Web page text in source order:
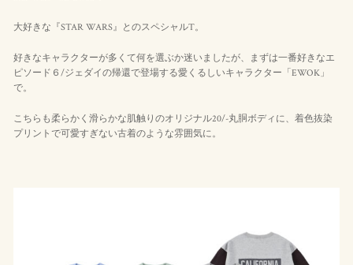
大好きな『STAR WARS』とのスペシャルT。
好きなキャラクターが多くて何を選ぶか迷いましたが、まずは一番好きなエ
ピソード６/ジェダイの帰還で登場する愛くるしいキャラクター「EWOK」
で。
こちらも柔らかく滑らかな肌触りのオリジナル20/-丸胴ボディに、着色抜染
プリントで可愛すぎない古着のような雰囲気に。